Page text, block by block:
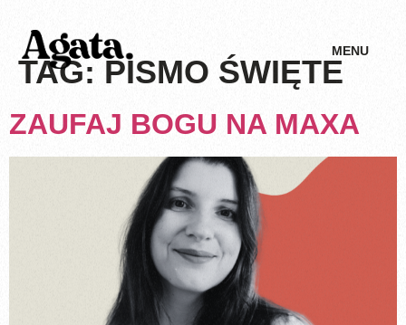
MENU
TAG: PISMO ŚWIĘTE
ZAUFAJ BOGU NA MAXA